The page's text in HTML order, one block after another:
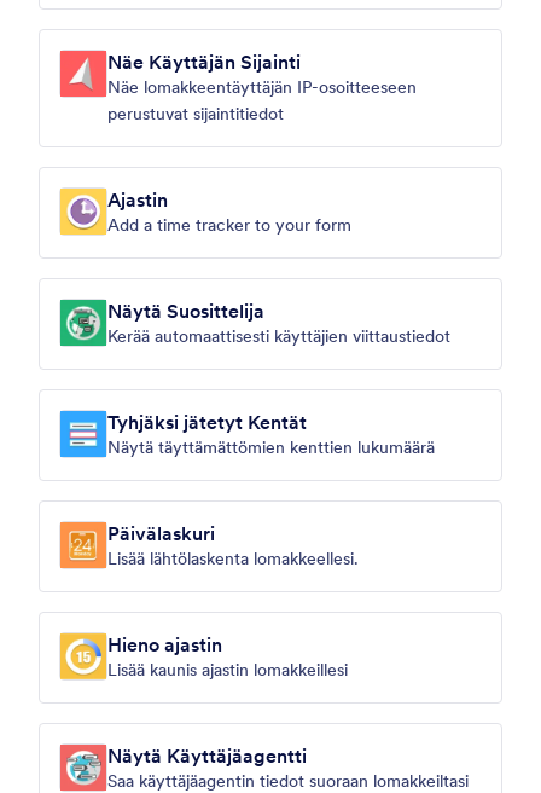
Näe Käyttäjän Sijainti
Näe lomakkeentäyttäjän IP-osoitteeseen
perustuvat sijaintitiedot
Ajastin
Add a time tracker to your form
Näytä Suosittelija
Kerää automaattisesti käyttäjien viittaustiedot
Tyhjäksi jätetyt Kentät
Näytä täyttämättömien kenttien lukumäärä
Päivälaskuri
Lisää lähtölaskenta lomakkeellesi.
Hieno ajastin
Lisää kaunis ajastin lomakkeillesi
Näytä Käyttäjäagentti
Saa käyttäjäagentin tiedot suoraan lomakkeiltasi